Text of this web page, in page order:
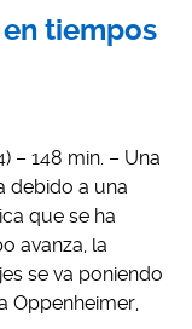
tiempos
– 148 min. – Una
debido a una
que se ha
avanza, la
se va poniendo
Oppenheimer,